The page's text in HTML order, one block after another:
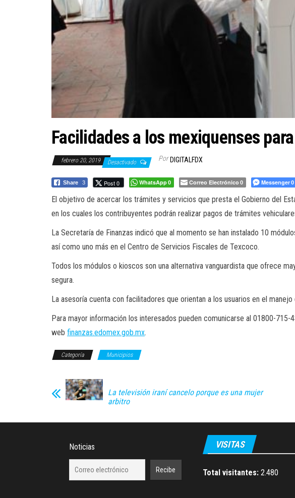
Facilidades a los mexiquenses
febrero 20, 2019 Desactivado Por DIGITALFDX
Share 3 Post 0 WhatsApp0 Correo Electrónico 0 Messenger0
El objetivo de acercar los trámites y servicios que presta el Gobierno del
en los cuales los contribuyentes podrán realizar pagos de trámites
La Secretaría de Finanzas indicó que al momento se han instalado 10
así como uno más en el Centro de Servicios Fiscales de Texcoco.
Todos los módulos o kioscos son una alternativa vanguardista que ofrece
segura.
La asesoría cuenta con facilitadores que orientan a los usuarios en el manejo
Para mayor información los interesados pueden comunicarse al 01800-
web finanzas.edomex.gob.mx.
Categoría Municipios
La televisión iraní cancelo porque es una mujer
arbitro
Noticias VISITAS
Total visitantes: 2.480